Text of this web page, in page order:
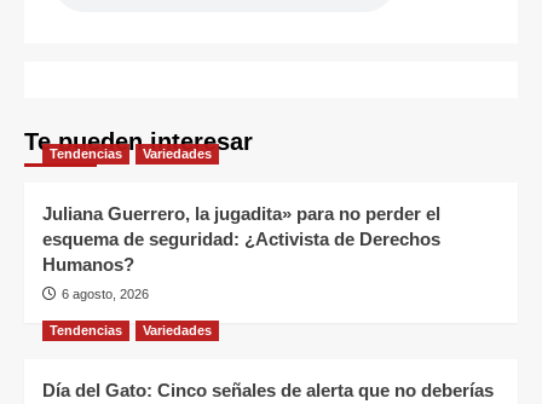
Te pueden interesar
Tendencias Variedades
Juliana Guerrero, la jugadita» para no perder el
esquema de seguridad: ¿Activista de Derechos
Humanos?
6 agosto, 2026
Tendencias Variedades
Día del Gato: Cinco señales de alerta que no deberías